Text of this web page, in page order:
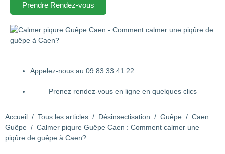
Prendre Rendez-vous
Appelez-nous au 09 83 33 41 22
Prenez rendez-vous en ligne en quelques clics
Accueil / Tous les articles / Désinsectisation / Guêpe / Caen
Guêpe / Calmer piqure Guêpe Caen : Comment calmer une
piqûre de guêpe à Caen?